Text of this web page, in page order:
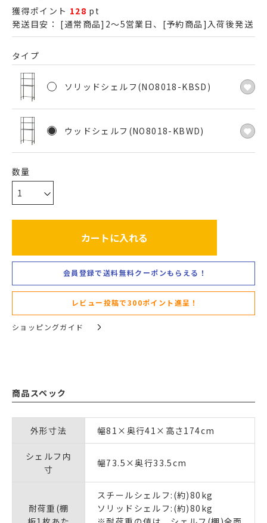
獲得ポイント 128 pt
発送目安： [通常商品]2～5営業日、[予約商品]入荷後発送
タイプ
ソリッドシェルフ(NO8018-KBSD)
ウッドシェルフ(NO8018-KBWD)
カートに入れる
会員登録で送料無料クーポンもらえる！
レビュー投稿で300ポイント進呈！
ショッピングガイド
商品スペック
外形寸法 幅81×奥行41×高さ174cm
シェルフ内
寸
幅73.5×奥行33.5cm
耐荷重(棚
スチールシェルフ:(約)80kg
ソリッドシェルフ:(約)80kg